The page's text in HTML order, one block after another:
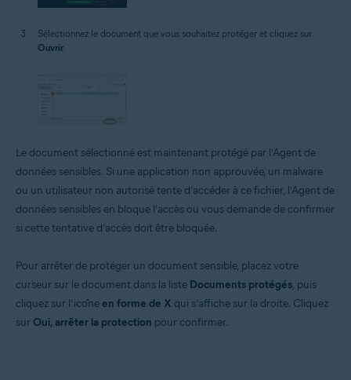
Sélectionnez le document que vous souhaitez protéger et cliquez sur
Ouvrir.
Le document sélectionné est maintenant protégé par l’Agent de
données sensibles. Si une application non approuvée, un malware
ou un utilisateur non autorisé tente d’accéder à ce fichier, l’Agent de
données sensibles en bloque l’accès ou vous demande de confirmer
si cette tentative d’accès doit être bloquée.
Pour arrêter de protéger un document sensible, placez votre
curseur sur le document dans la liste Documents protégés, puis
cliquez sur l’icôneen forme de X qui s’affiche sur la droite. Cliquez
sur Oui, arrêter la protection pour confirmer.